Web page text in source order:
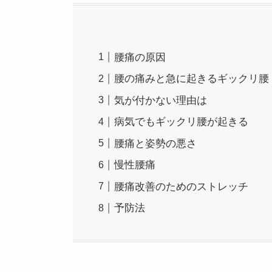
腰痛の原因
腰の痛みと急に起きるギックリ腰
気が付かない理由は
病気でもギックリ腰が起きる
腰痛と姿勢の悪さ
慢性腰痛
腰痛改善のためのストレッチ
予防法